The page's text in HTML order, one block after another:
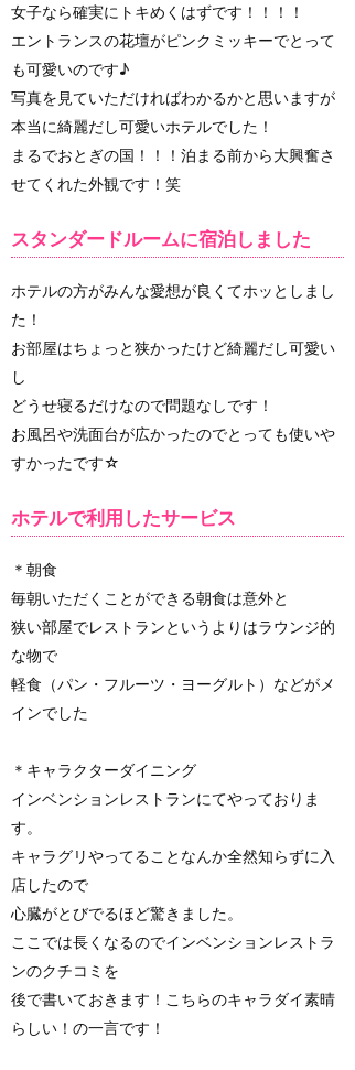
女子なら確実にトキめくはずです！！！！
エントランスの花壇がピンクミッキーでとって
も可愛いのです♪
写真を見ていただければわかるかと思いますが
本当に綺麗だし可愛いホテルでした！
まるでおとぎの国！！！泊まる前から大興奮さ
せてくれた外観です！笑
スタンダードルームに宿泊しました
ホテルの方がみんな愛想が良くてホッとしまし
た！
お部屋はちょっと狭かったけど綺麗だし可愛い
し
どうせ寝るだけなので問題なしです！
お風呂や洗面台が広かったのでとっても使いや
すかったです☆
ホテルで利用したサービス
＊朝食
毎朝いただくことができる朝食は意外と
狭い部屋でレストランというよりはラウンジ的
な物で
軽食（パン・フルーツ・ヨーグルト）などがメ
インでした
＊キャラクターダイニング
インベンションレストランにてやっておりま
す。
キャラグリやってることなんか全然知らずに入
店したので
心臓がとびでるほど驚きました。
ここでは長くなるのでインベンションレストラ
ンのクチコミを
後で書いておきます！こちらのキャラダイ素晴
らしい！の一言です！